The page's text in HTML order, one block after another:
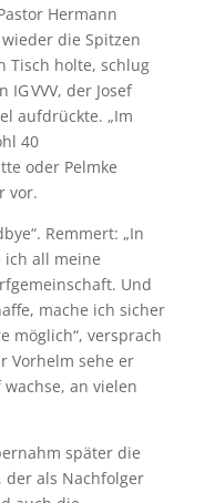
Hermann
die Spitzen
Tisch holte, schlug
VVV, der Josef
aufdrückte. „Im
40
oder Pelmke
vor.
Remmert: „In
ich all meine
Und
mache ich sicher
möglich“, versprach
Vorhelm sehe er
an vielen
später die
der als Nachfolger